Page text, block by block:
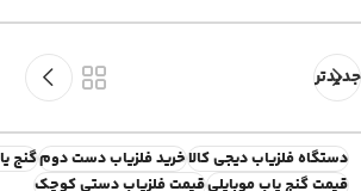
جدیدتر
دستگاه فلزیاب دیجی کالاخرید فلزیاب دست دومگنج
قیمت گنج یاب موبایلیقیمت فلزیاب دستی کوچک